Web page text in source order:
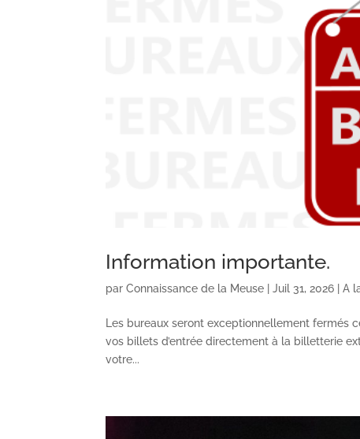
Information importante.
parConnaissance de la Meuse |Juil 31, 2026 |A
Les bureaux seront exceptionnellement fermés
vos billets d’entrée directement à la billetterie
votre...